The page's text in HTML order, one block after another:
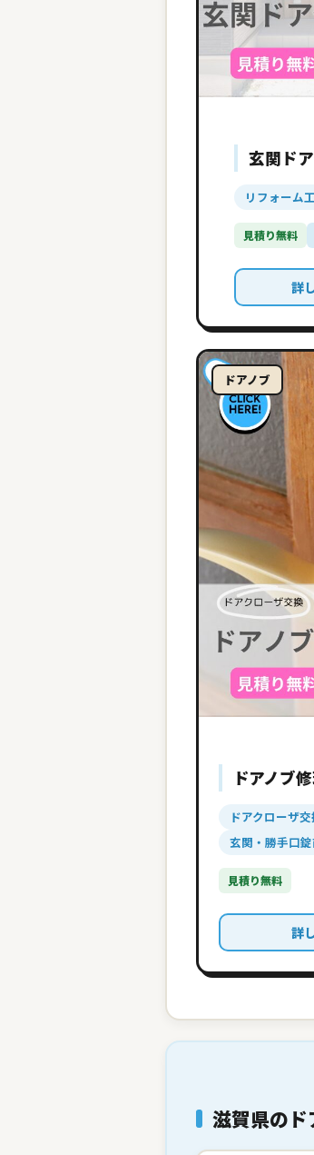
玄関ド
リフォーム
見積り無料
詳
ドアノブ
ドアノブ
ドアクローザ
玄関・勝手口
見積り無料
詳
滋賀県のド